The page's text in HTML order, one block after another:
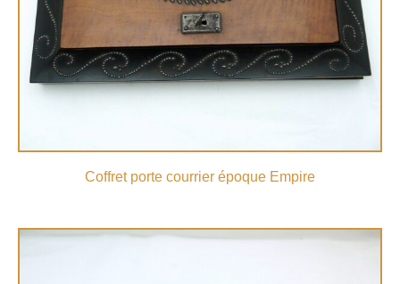
Coffret porte courrier époque Empire